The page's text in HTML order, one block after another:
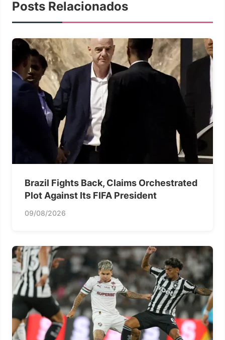
Posts Relacionados
Brazil Fights Back, Claims Orchestrated
Plot Against Its FIFA President
09/08/2026